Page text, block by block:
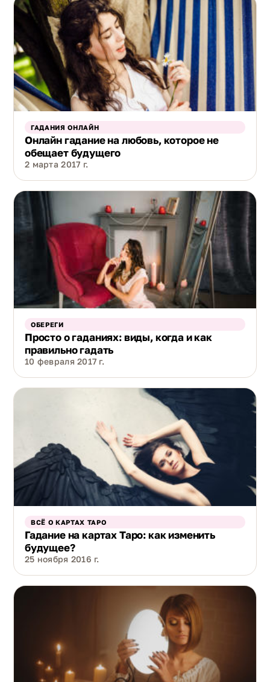
ГАДАНИЯ ОНЛАЙН
Онлайн гадание на любовь, которое не
обещает будущего
2 марта 2017 г.
ОБЕРЕГИ
Просто о гаданиях: виды, когда и как
правильно гадать
10 февраля 2017 г.
ВСЁ О КАРТАХ ТАРО
Гадание на картах Таро: как изменить
будущее?
25 ноября 2016 г.